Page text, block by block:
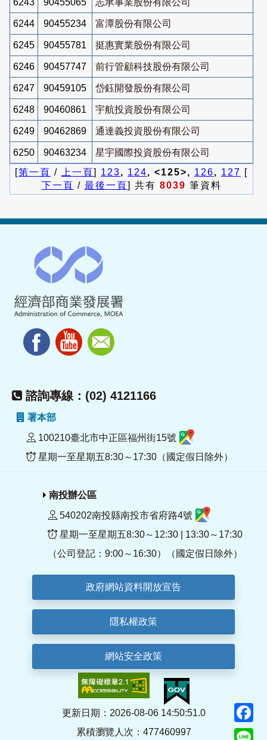
6244 90455234 富潭股份有限公司
6245 90455781 挺惠實業股份有限公司
6246 90457747 前行管顧科技股份有限公司
6247 90459105 岱鈺開發股份有限公司
6248 90460861 宇航投資股份有限公司
6249 90462869 通達義投資股份有限公司
6250 90463234
星宇國際投資股份有限公司
[第一頁 / 上一頁] 123, 124, <125>, 126, 127 [
下一頁 / 最後一頁] 共有 8039 筆資料
諮詢專線：(02) 4121166
署本部
100210臺北市中正區福州街15號
星期一至星期五8:30～17:30（國定假日除外）
南投辦公區
540202南投縣南投市省府路4號
星期一至星期五8:30～12:30 | 13:30～17:30
（公司登記：9:00～16:30）（國定假日除外）
政府網站資料開放宣告
隱私權政策
網站安全政策
更新日期：2026-08-06 14:50:51.0
累積瀏覽人次：477460997